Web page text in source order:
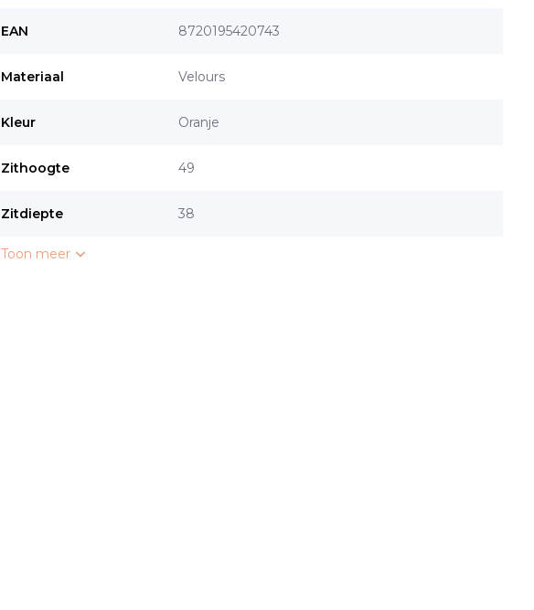
EAN 8720195420743
Materiaal Velours
Kleur Oranje
Zithoogte 49
Zitdiepte 38
Toon meer